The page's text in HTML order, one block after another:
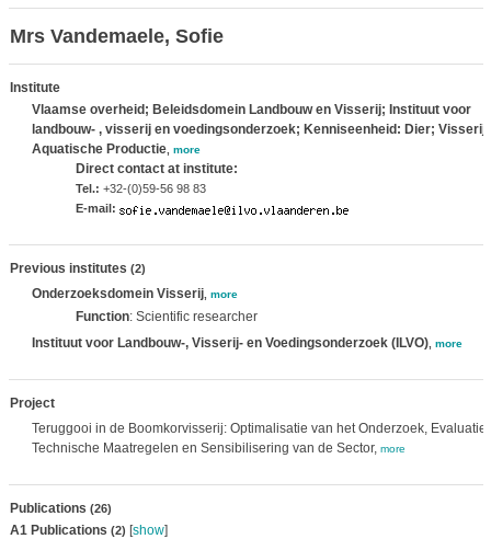
Mrs Vandemaele, Sofie
Institute
Vlaamse overheid; Beleidsdomein Landbouw en Visserij; Instituut voor
landbouw- , visserij en voedingsonderzoek; Kenniseenheid: Dier; Visserij
Aquatische Productie, more
Direct contact at institute:
Tel.: +32-(0)59-56 98 83
E-mail:
Previous institutes (2)
Onderzoeksdomein Visserij, more
Function: Scientific researcher
Instituut voor Landbouw-, Visserij- en Voedingsonderzoek (ILVO), more
Project
Teruggooi in de Boomkorvisserij: Optimalisatie van het Onderzoek,
Technische Maatregelen en Sensibilisering van de Sector, more
Publications (26)
A1 Publications (2) [show]